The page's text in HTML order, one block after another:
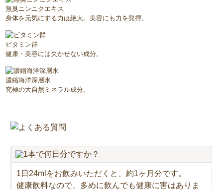
無臭ニンニクエキス
身体を元気にする力は絶大。美容にも力を発揮。
ビタミン群
健康・美容には欠かせない成分。
濃縮海洋深層水
究極の大自然ミネラル成分。
1本で何日分ですか？
1日24mlをお飲みいただくと、約1ヶ月分です。
健康飲料なので、多めに飲んでも健康に害はありま